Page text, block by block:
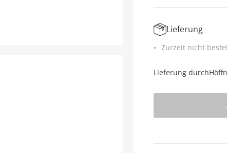
Lieferung
Zurzeit nicht
Lieferung durch